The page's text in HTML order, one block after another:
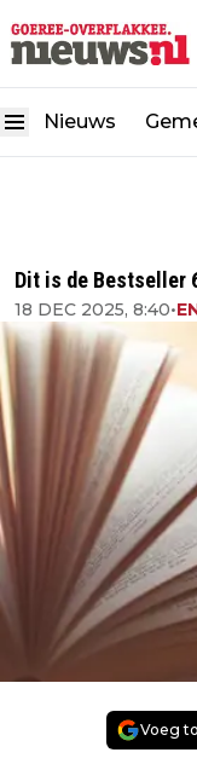
Nieuws
Dit is de Bestseller
18 DEC 2025, 8:40•
Voeg